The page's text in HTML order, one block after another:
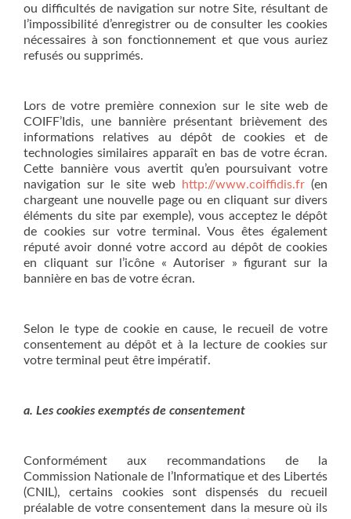
ou difficultés de navigation sur notre Site, résultant de
l’impossibilité d’enregistrer ou de consulter les cookies
nécessaires à son fonctionnement et que vous auriez
refusés ou supprimés.
Lors de votre première connexion sur le site web de
COIFF’Idis, une bannière présentant brièvement des
informations relatives au dépôt de cookies et de
technologies similaires apparaît en bas de votre écran.
Cette bannière vous avertit qu’en poursuivant votre
navigation sur le site web
http://www.coiffidis.fr (en
chargeant une nouvelle page ou en cliquant sur divers
éléments du site par exemple), vous acceptez le dépôt
de cookies sur votre terminal. Vous êtes également
réputé avoir donné votre accord au dépôt de cookies
en cliquant sur l’icône « Autoriser » figurant sur la
bannière en bas de votre écran.
Selon le type de cookie en cause, le recueil de votre
consentement au dépôt et à la lecture de cookies sur
votre terminal peut être impératif.
a. Les cookies exemptés de consentement
Conformément aux recommandations de la
Commission Nationale de l’Informatique et des Libertés
(CNIL), certains cookies sont dispensés du recueil
préalable de votre consentement dans la mesure où ils